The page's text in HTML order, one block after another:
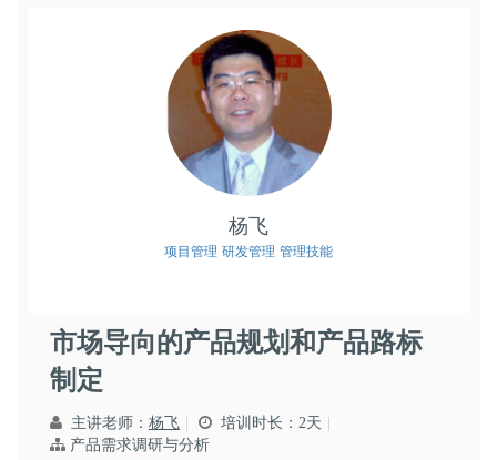
杨飞
项目管理 研发管理 管理技能
市场导向的产品规划和产品路标
制定
主讲老师： 杨飞
培训时长：2天
产品需求调研与分析